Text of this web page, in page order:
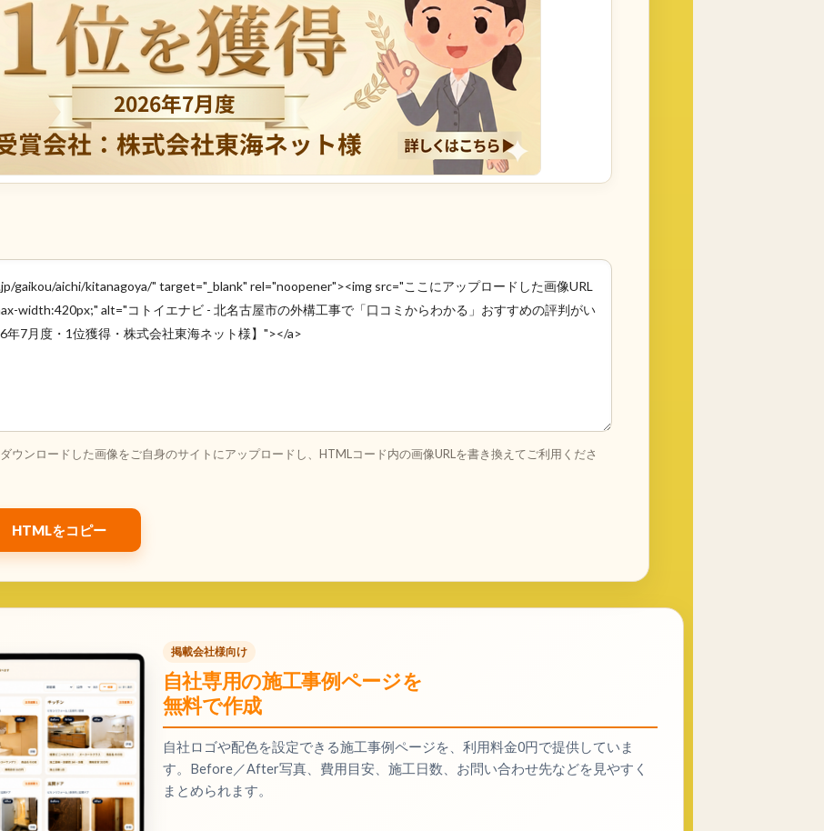
ウンロードした画像をご自身のサイトにアップロードし、HTMLコード内の画像URLを書き換えてご利用くださ
HTMLをコピー
掲載会社様向け
自社専用の施工事例ページを
無料で作成
自社ロゴや配色を設定できる施工事例ページを、利用料金0円で提供していま
す。Before／After写真、費用目安、施工日数、お問い合わせ先などを見やすく
まとめられます。